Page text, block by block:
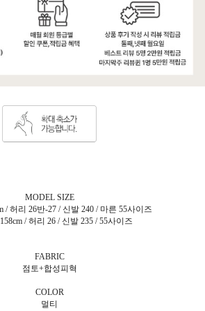
MODEL SIZE
/ 허리 26반-27 / 신발 240 / 마른 55사이즈
/ 허리 26 / 신발 235 / 55사이즈
FABRIC
점토+합성피혁
COLOR
멀티